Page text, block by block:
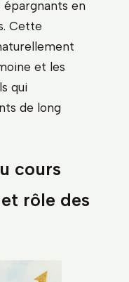
en
Cette
et les
qui
de long
cours
rôle des